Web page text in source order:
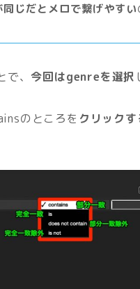
同じだとメロで繋げやすい
、 今回はgenreを選択
のところを クリック